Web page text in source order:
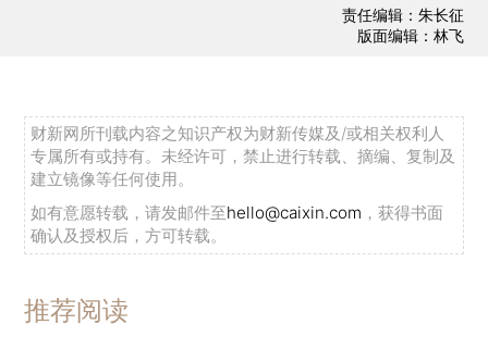
责任编辑：朱长征
版面编辑：林飞
财新网所刊载内容之知识产权为财新传媒及/或相关权利人
专属所有或持有。未经许可，禁止进行转载、摘编、复制及
建立镜像等任何使用。
如有意愿转载，请发邮件至hello@caixin.com ，获得书面
确认及授权后，方可转载。
推荐阅读